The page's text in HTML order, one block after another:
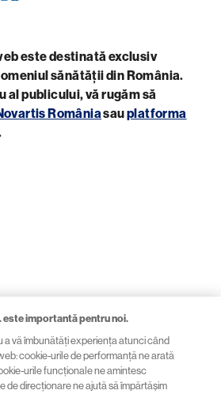
este destinată exclusiv
sănătății din România.
al publicului, vă rugăm să
Româniasauplatforma
importantă pentru noi.
a vă îmbunătăți experiența atunci când
cookie-urile de performanță ne arată
urile funcționale ne amintesc
de direcționare ne ajută să împărtășim